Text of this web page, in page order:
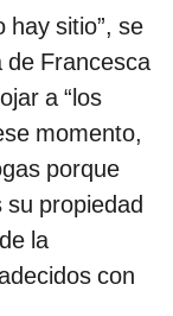
hay sitio”, se
de Francesca
a “los
momento,
porque
propiedad
la
con